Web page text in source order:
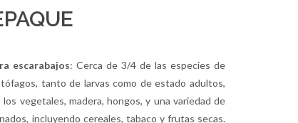
escarabajos: Cerca de 3/4 de las especies de
tanto de larvas como de estado adultos,
vegetales, madera, hongos, y una variedad de
incluyendo cereales, tabaco y frutas secas.